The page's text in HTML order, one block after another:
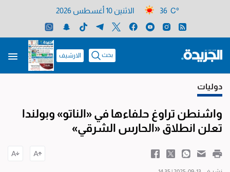
36 C° الاثنين 10 أغسطس 2026
بحث الارشيف
دوليات
واشنطن تراوغ حلفاءها في «الناتو» وبولندا
تعلن انطلاق «الحارس الشرقي»